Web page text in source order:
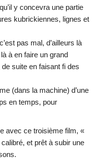
y concevra une partie
kubrickiennes, lignes et
pas mal, d’ailleurs là
à en faire un grand
suite en faisant fi des
(dans la machine) d’une
en temps, pour
avec ce troisième film, «
et prêt à subir une